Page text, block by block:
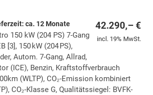
42.290,– €
incl. 19% MwSt.
ca. 12 Monate
150 kW (204 PS) 7-Gang
[3], 150 kW (204 PS),
Autom. 7-Gang, Allrad,
(ICE), Benzin, Kraftstoffverbrauch
(WLTP), CO₂-Emission kombiniert
CO₂-Klasse G, Qualitätssiegel: BVFK-